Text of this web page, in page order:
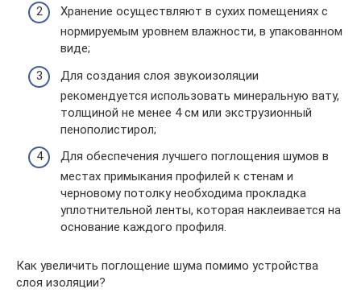
Хранение осуществляют в сухих помещениях с
нормируемым уровнем влажности, в упакованном
виде;
Для создания слоя звукоизоляции
рекомендуется использовать минеральную вату,
толщиной не менее 4 см или экструзионный
пенополистирол;
Для обеспечения лучшего поглощения шумов в
местах примыкания профилей к стенам и
черновому потолку необходима прокладка
уплотнительной ленты, которая наклеивается на
основание каждого профиля.
Как увеличить поглощение шума помимо устройства
слоя изоляции?